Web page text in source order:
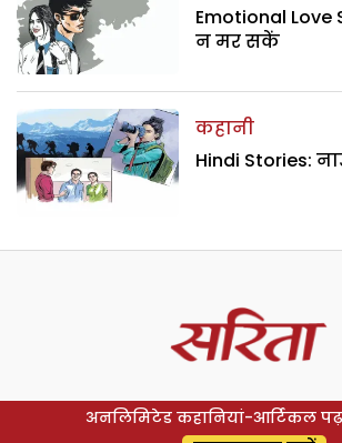
Emotional
न मर सकें
कहानी
Hindi Stories:
अनलिमिटेड कहानियां-आर्टिकल